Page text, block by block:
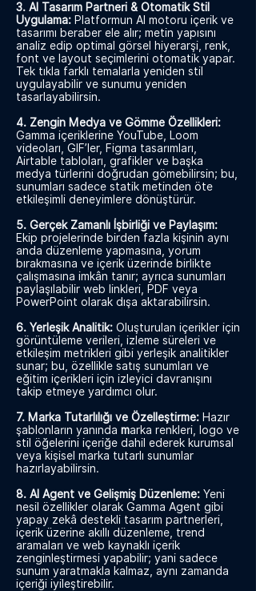
3. AI Tasarım Partneri & Otomatik Stil
Uygulama: Platformun AI motoru içerik ve
tasarımı beraber ele alır; metin yapısını
analiz edip optimal görsel hiyerarşi, renk,
font ve layout seçimlerini otomatik yapar.
Tek tıkla farklı temalarla yeniden stil
uygulayabilir ve sunumu yeniden
tasarlayabilirsin.
4. Zengin Medya ve Gömme Özellikleri:
Gamma içeriklerine YouTube, Loom
videoları, GIF’ler, Figma tasarımları,
Airtable tabloları, grafikler ve başka
medya türlerini doğrudan gömebilirsin; bu,
sunumları sadece statik metinden öte
etkileşimli deneyimlere dönüştürür.
5. Gerçek Zamanlı İşbirliği ve Paylaşım:
Ekip projelerinde birden fazla kişinin aynı
anda düzenleme yapmasına, yorum
bırakmasına ve içerik üzerinde birlikte
çalışmasına imkân tanır; ayrıca sunumları
paylaşılabilir web linkleri, PDF veya
PowerPoint olarak dışa aktarabilirsin.
6. Yerleşik Analitik: Oluşturulan içerikler için
görüntüleme verileri, izleme süreleri ve
etkileşim metrikleri gibi yerleşik analitikler
sunar; bu, özellikle satış sunumları ve
eğitim içerikleri için izleyici davranışını
takip etmeye yardımcı olur.
7. Marka Tutarlılığı ve Özelleştirme: Hazır
şablonların yanında marka renkleri, logo ve
stil öğelerini içeriğe dahil ederek kurumsal
veya kişisel marka tutarlı sunumlar
hazırlayabilirsin.
8. AI Agent ve Gelişmiş Düzenleme: Yeni
nesil özellikler olarak Gamma Agent gibi
yapay zekâ destekli tasarım partnerleri,
içerik üzerine akıllı düzenleme, trend
aramaları ve web kaynaklı içerik
zenginleştirmesi yapabilir; yani sadece
sunum yaratmakla kalmaz, aynı zamanda
içeriği iyileştirebilir.